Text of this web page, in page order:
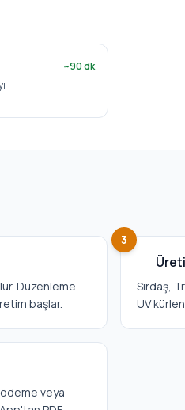
~90dk
Düzenleme
başlar.
3
Sırdaş,
UV
veya